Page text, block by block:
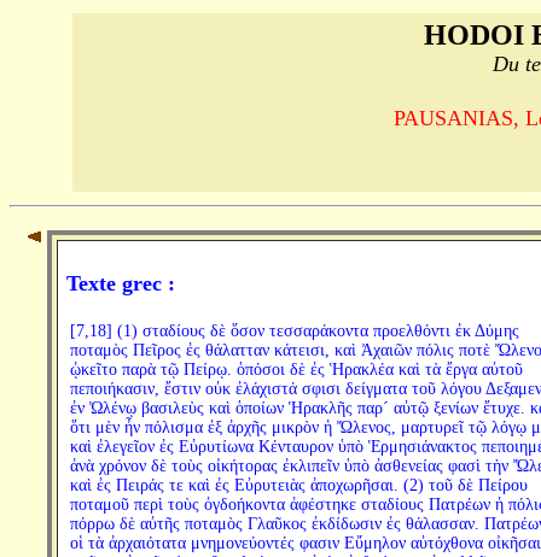
HODOI
Du
PAUSANIAS,
Texte grec :
[7,18] (1) σταδίους δὲ ὅσον τεσσαράκοντα προελθόντι ἐκ Δύμης
ποταμὸς Πεῖρος ἐς θάλατταν κάτεισι, καὶ Ἀχαιῶν πόλις ποτὲ
ᾠκεῖτο παρὰ τῷ Πείρῳ. ὁπόσοι δὲ ἐς Ἡρακλέα καὶ τὰ ἔργα αὐτοῦ
πεποιήκασιν, ἔστιν οὐκ ἐλάχιστά σφισι δείγματα τοῦ λόγου
ἐν Ὠλένῳ βασιλεὺς καὶ ὁποίων Ἡρακλῆς παρ´ αὐτῷ ξενίων ἔτυχε.
ὅτι μὲν ἦν πόλισμα ἐξ ἀρχῆς μικρὸν ἡ Ὤλενος, μαρτυρεῖ τῷ λόγῳ
καὶ ἐλεγεῖον ἐς Εὐρυτίωνα Κένταυρον ὑπὸ Ἑρμησιάνακτος
ἀνὰ χρόνον δὲ τοὺς οἰκήτορας ἐκλιπεῖν ὑπὸ ἀσθενείας φασὶ τὴν
καὶ ἐς Πειράς τε καὶ ἐς Εὐρυτειὰς ἀποχωρῆσαι. (2) τοῦ δὲ Πείρου
ποταμοῦ περὶ τοὺς ὀγδοήκοντα ἀφέστηκε σταδίους Πατρέων ἡ
πόρρω δὲ αὐτῆς ποταμὸς Γλαῦκος ἐκδίδωσιν ἐς θάλασσαν.
οἱ τὰ ἀρχαιότατα μνημονεύοντές φασιν Εὔμηλον αὐτόχθονα οἰκῆσαι